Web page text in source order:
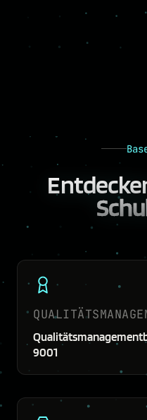
9001